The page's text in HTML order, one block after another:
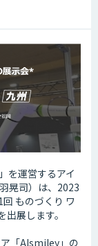
を運営するアイ
晃司）は、2023
ものづくり ワ
展します。
「AIsmiley」の